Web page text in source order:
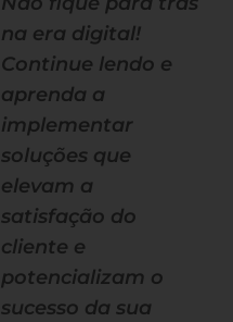
na era digital!
Continue lendo e
aprenda a
implementar
soluções que
elevam a
satisfação do
cliente e
potencializam o
sucesso da sua